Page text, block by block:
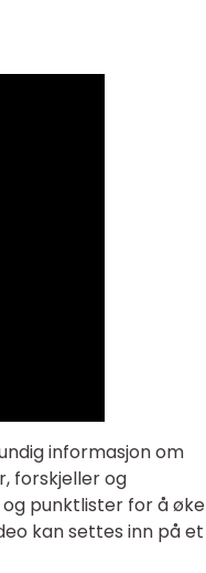
informasjon om
forskjeller og
punktlister for å øke
kan settes inn på et